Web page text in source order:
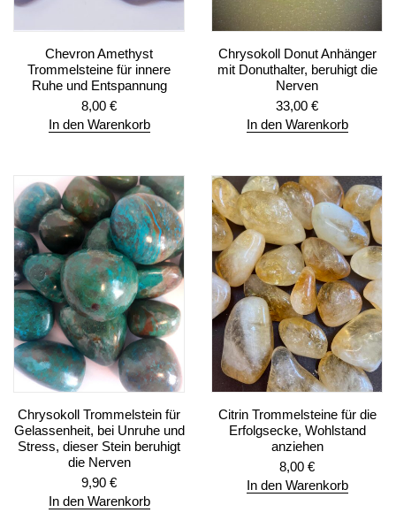
Chevron Amethyst
Trommelsteine für innere
Ruhe und Entspannung
8,00 €
In den Warenkorb
Chrysokoll Donut Anhänger
mit Donuthalter, beruhigt die
Nerven
33,00 €
In den Warenkorb
Chrysokoll Trommelstein für
Gelassenheit, bei Unruhe und
Stress, dieser Stein beruhigt
die Nerven
9,90 €
In den Warenkorb
Citrin Trommelsteine für die
Erfolgsecke, Wohlstand
anziehen
8,00 €
In den Warenkorb